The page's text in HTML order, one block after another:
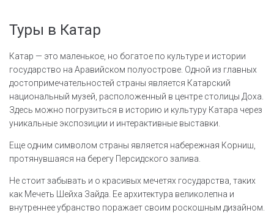
Туры в Катар
Катар — это маленькое, но богатое по культуре и истории
государство на Аравийском полуострове. Одной из главных
достопримечательностей страны является Катарский
национальный музей, расположенный в центре столицы Доха.
Здесь можно погрузиться в историю и культуру Катара через
уникальные экспозиции и интерактивные выставки.
Еще одним символом страны является набережная Корниш,
протянувшаяся на берегу Персидского залива.
Не стоит забывать и о красивых мечетях государства, таких
как Мечеть Шейха Зайда. Ее архитектура великолепна и
внутреннее убранство поражает своим роскошным дизайном.